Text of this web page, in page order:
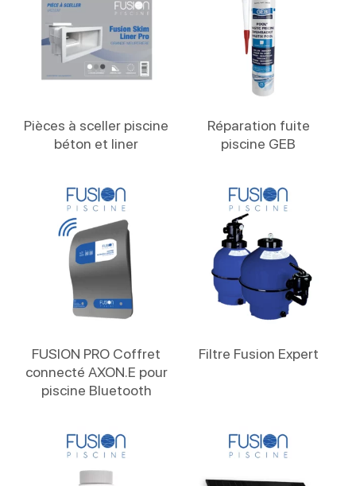
Pièces à sceller piscine
béton et liner
Réparation fuite
piscine GEB
FUSION PRO Coffret
connecté AXON.E pour
piscine Bluetooth
Filtre Fusion Expert